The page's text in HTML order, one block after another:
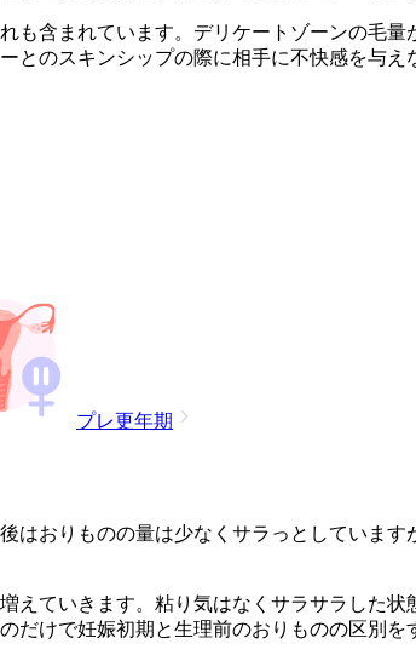
も含まれています。デリケートゾーンの毛
とのスキンシップの際に相手に不快感を与
プレ更年期
おりものの量は少なくサラっとしていま
えていきます。粘り気はなくサラサラした
けで妊娠初期と生理前のおりものの区別を